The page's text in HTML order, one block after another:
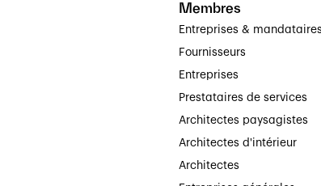
Membres
Entreprises & mandataires
Fournisseurs
Entreprises
Prestataires de services
Architectes paysagistes
Architectes d'intérieur
Architectes